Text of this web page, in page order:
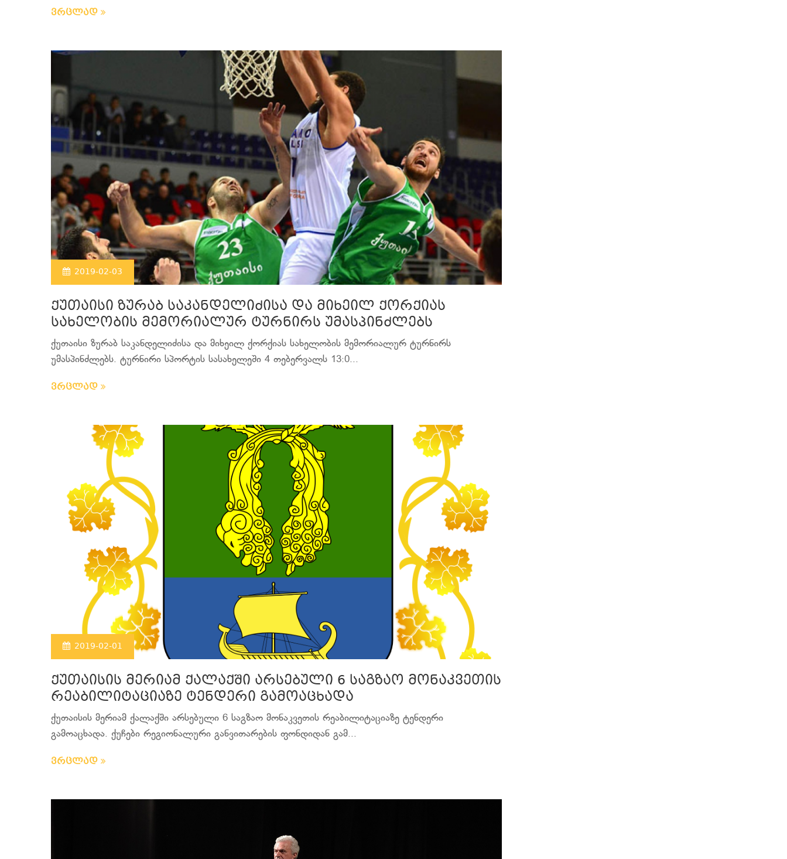
ვრცლად
2019-02-03
ქუთაისი ზურაბ საკანდელიძისა და მიხეილ ქორქიას
სახელობის მემორიალურ ტურნირს უმასპინძლებს
ქუთაისი ზურაბ საკანდელიძისა და მიხეილ ქორქიას სახელობის მემორიალურ ტურნირს
უმასპინძლებს. ტურნირი სპორტის სასახელეში 4 თებერვალს 13:0...
ვრცლად
2019-02-01
ქუთაისის მერიამ ქალაქში არსებული 6 საგზაო მონაკვეთის
რეაბილიტაციაზე ტენდერი გამოაცხადა
ქუთაისის მერიამ ქალაქში არსებული 6 საგზაო მონაკვეთის რეაბილიტაციაზე ტენდერი
გამოაცხადა. ქუჩები რეგიონალური განვითარების ფონდიდან გამ...
ვრცლად